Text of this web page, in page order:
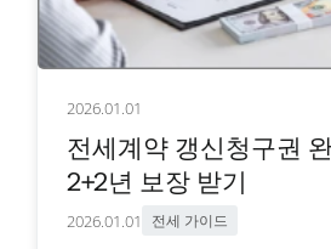
2026.01.01
전세계약 갱신청구권
2+2년 보장 받기
2026.01.01 전세 가이드